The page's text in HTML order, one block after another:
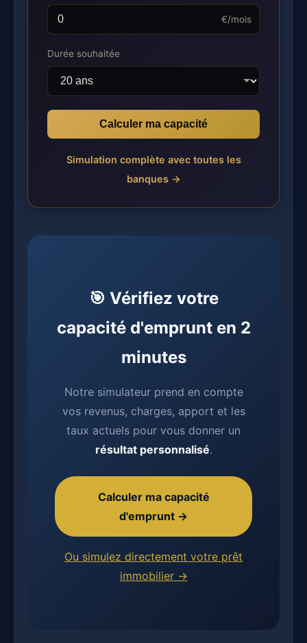
€/mois
Durée souhaitée
Calculer ma capacité
Simulation complète avec toutes les
banques →
🎯 Vérifiez votre
capacité d'emprunt en 2
minutes
Notre simulateur prend en compte
vos revenus, charges, apport et les
taux actuels pour vous donner un
résultat personnalisé.
Calculer ma capacité
d'emprunt →
Ou simulez directement votre prêt
immobilier →